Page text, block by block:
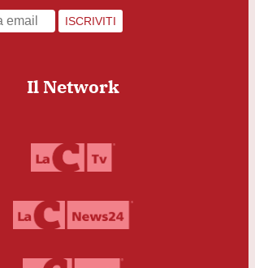
ISCRIVITI
Il Network